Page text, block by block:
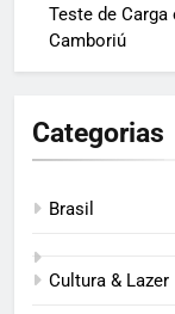
Teste de
Camboriú
Categorias
Brasil
Cultura & Lazer